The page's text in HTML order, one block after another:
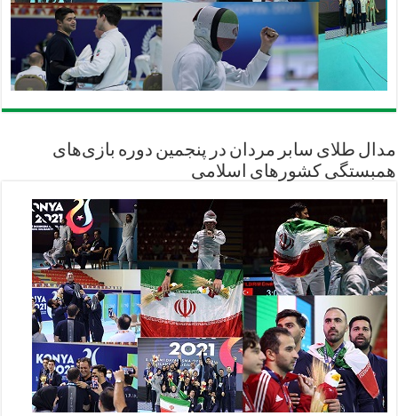
مدال طلای سابر مردان در پنجمین دوره بازی‌های
همبستگی کشورهای اسلامی